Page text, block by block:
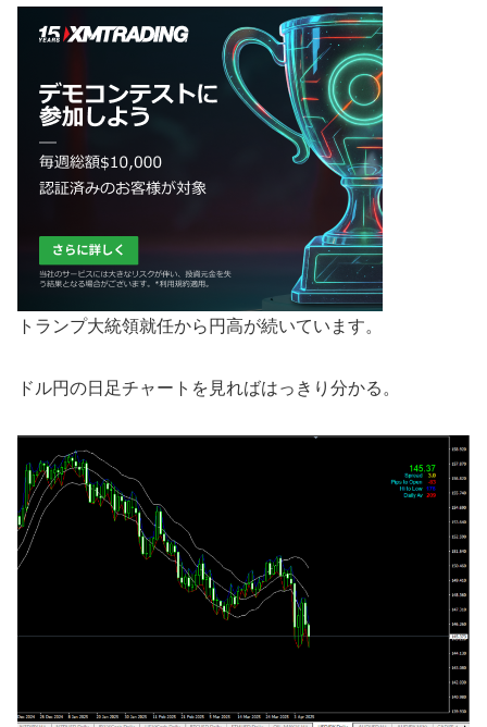
トランプ大統領就任から円高が続いています。
ドル円の日足チャートを見ればはっきり分かる。